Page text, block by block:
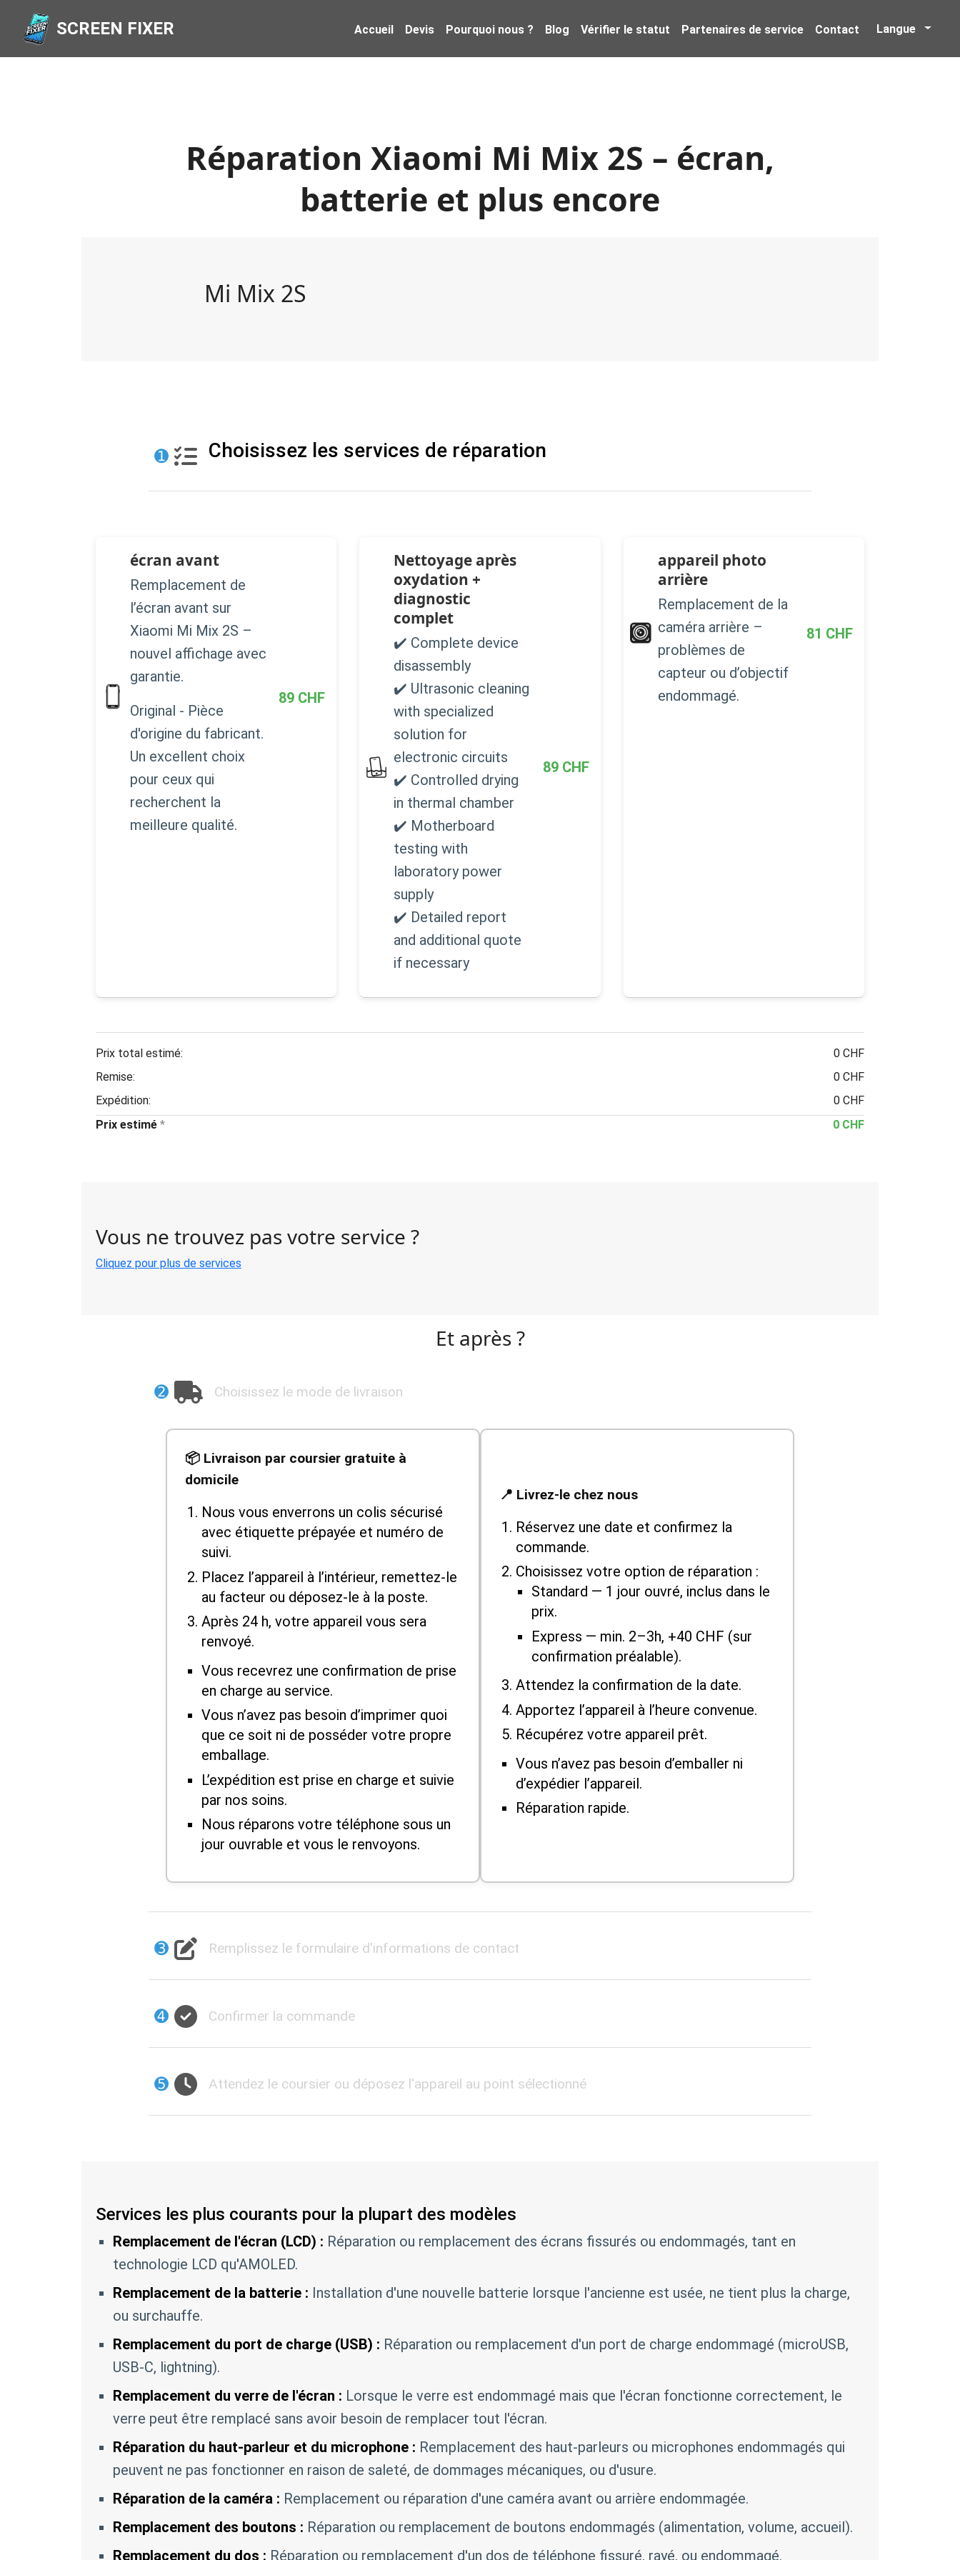
SCREEN FIXER Accueil Devis Pourquoi nous ? Blog Vérifier le statut Partenaires de service Contact Langue
Réparation Xiaomi Mi Mix 2S – écran,
batterie et plus encore
Mi Mix 2S
➊ Choisissez les services de réparation
écran avant
Remplacement de
l’écran avant sur
Xiaomi Mi Mix 2S –
nouvel affichage avec
garantie.
Original - Pièce
d'origine du fabricant.
Un excellent choix
pour ceux qui
recherchent la
meilleure qualité.
89 CHF
Nettoyage après
oxydation +
diagnostic
complet
✔️ Complete device
disassembly
✔️ Ultrasonic cleaning
with specialized
solution for
electronic circuits
✔️ Controlled drying
in thermal chamber
✔️ Motherboard
testing with
laboratory power
supply
✔️ Detailed report
and additional quote
if necessary
89CHF
appareil photo
arrière
Remplacement de la
caméra arrière –
problèmes de
capteur ou d’objectif
endommagé.
81 CHF
Prix total estimé:
0 CHF
Remise:
0 CHF
Expédition:
0 CHF
Prix estimé * 0 CHF
Vous ne trouvez pas votre service ?
Cliquez pour plus de services
Et après ?
➋ Choisissez le mode de livraison
📦 Livraison par coursier gratuite à
domicile
Nous vous enverrons un colis sécurisé
avec étiquette prépayée et numéro de
suivi.
Placez l’appareil à l’intérieur, remettez-le
au facteur ou déposez-le à la poste.
Après 24 h, votre appareil vous sera
renvoyé.
Vous recevrez une confirmation de prise
en charge au service.
Vous n’avez pas besoin d’imprimer quoi
que ce soit ni de posséder votre propre
emballage.
L’expédition est prise en charge et suivie
par nos soins.
Nous réparons votre téléphone sous un
jour ouvrable et vous le renvoyons.
📍 Livrez-le chez nous
Réservez une date et confirmez la
commande.
Choisissez votre option de réparation :
Standard — 1 jour ouvré, inclus dans le
prix.
Express — min. 2–3h, +40 CHF (sur
confirmation préalable).
Attendez la confirmation de la date.
Apportez l’appareil à l’heure convenue.
Récupérez votre appareil prêt.
Vous n’avez pas besoin d’emballer ni
d’expédier l’appareil.
Réparation rapide.
➌ Remplissez le formulaire d'informations de contact
➍ Confirmer la commande
➎ Attendez le coursier ou déposez l'appareil au point sélectionné
Services les plus courants pour la plupart des modèles
Remplacement de l'écran (LCD) : Réparation ou remplacement des écrans fissurés ou endommagés, tant en
technologie LCD qu'AMOLED.
Remplacement de la batterie : Installation d'une nouvelle batterie lorsque l'ancienne est usée, ne tient plus la charge,
ou surchauffe.
Remplacement du port de charge (USB) : Réparation ou remplacement d'un port de charge endommagé (microUSB,
USB-C, lightning).
Remplacement du verre de l'écran : Lorsque le verre est endommagé mais que l'écran fonctionne correctement, le
verre peut être remplacé sans avoir besoin de remplacer tout l'écran.
Réparation du haut-parleur et du microphone : Remplacement des haut-parleurs ou microphones endommagés qui
peuvent ne pas fonctionner en raison de saleté, de dommages mécaniques, ou d'usure.
Réparation de la caméra : Remplacement ou réparation d'une caméra avant ou arrière endommagée.
Remplacement des boutons : Réparation ou remplacement de boutons endommagés (alimentation, volume, accueil).
Remplacement du dos : Réparation ou remplacement d'un dos de téléphone fissuré, rayé, ou endommagé.